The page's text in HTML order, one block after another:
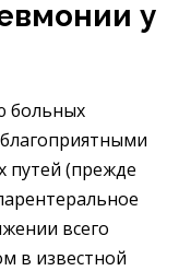
у
больных
путей (прежде
всего
в известной